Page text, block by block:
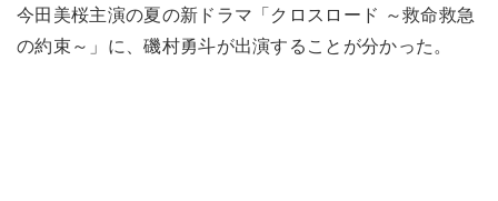
今田美桜主演の夏の新ドラマ「クロスロード ～救命救急
の約束～」に、磯村勇斗が出演することが分かった。